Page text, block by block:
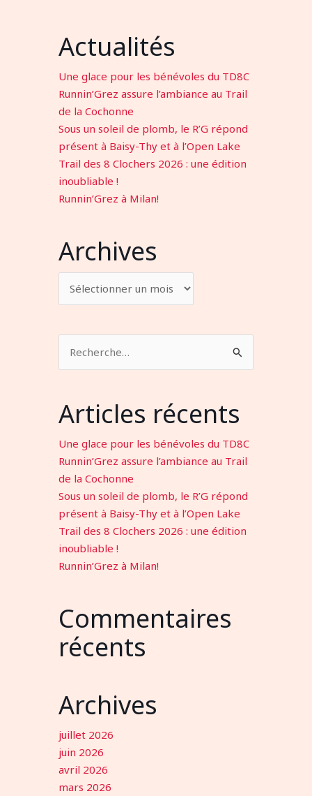
Actualités
Une glace pour les bénévoles du TD8C
Runnin’Grez assure l’ambiance au Trail
de la Cochonne
Sous un soleil de plomb, le R’G répond
présent à Baisy-Thy et à l’Open Lake
Trail des 8 Clochers 2026 : une édition
inoubliable !
Runnin’Grez à Milan!
Archives
Rechercher :
Articles récents
Une glace pour les bénévoles du TD8C
Runnin’Grez assure l’ambiance au Trail
de la Cochonne
Sous un soleil de plomb, le R’G répond
présent à Baisy-Thy et à l’Open Lake
Trail des 8 Clochers 2026 : une édition
inoubliable !
Runnin’Grez à Milan!
Commentaires
récents
Archives
juillet 2026
juin 2026
avril 2026
mars 2026